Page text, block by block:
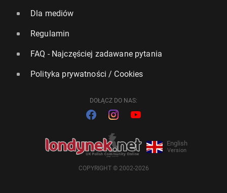
Dla mediów
Regulamin
FAQ - Najczęściej zadawane pytania
Polityka prywatności / Cookies
DOŁĄCZ DO NAS:
English
Version
COPYRIGHT © 2002-2026